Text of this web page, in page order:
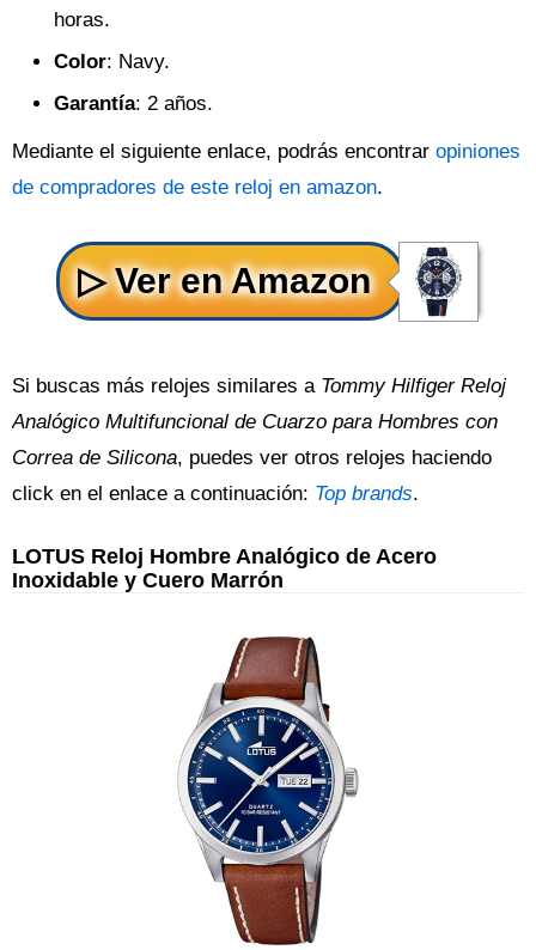
horas.
Color: Navy.
Garantía: 2 años.
Mediante el siguiente enlace, podrás encontrar opiniones
de compradores de este reloj en amazon.
Si buscas más relojes similares a Tommy Hilfiger Reloj
Analógico Multifuncional de Cuarzo para Hombres con
Correa de Silicona, puedes ver otros relojes haciendo
click en el enlace a continuación: Top brands.
LOTUS Reloj Hombre Analógico de Acero
Inoxidable y Cuero Marrón